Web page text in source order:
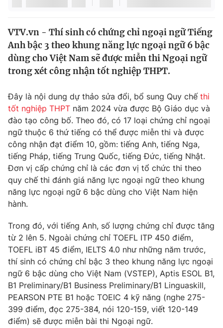
Y tế
Thế giới
Tin tức
Thế giới đó đây
Câu chuyện quốc tế
Kinh tế
Thị trường
Góc doanh nghiệp
Dữ liệu và đời sống
Truyền hình
Phim VTV
Hậu trường
Nhân vật
Khán giả
Giải sao mai
Giải trí
Điện ảnh
Âm nhạc
Đời sống
Du lịch
Làm đẹp
Chất lượng cuộc sống
Giáo dục
Tuyển sinh
Học trực tuyến
Công nghệ
Hitech Công nghệ tương lai
Sản phẩm
Thị trường
Tư vấn
Giao lưu trực tuyến
Lịch phát sóng
VTV.vn - Thí sinh có chứng chỉ ngoại ngữ Tiếng
Anh bậc 3 theo khung năng lực ngoại ngữ 6 bậc
dùng cho Việt Nam sẽ được miễn thi Ngoại ngữ
trong xét công nhận tốt nghiệp THPT.
Đây là nội dung dự thảo sửa đổi, bổ sung Quy chế thi
tốt nghiệp THPT năm 2024 vừa được Bộ Giáo dục và
đào tạo công bố. Theo đó, có 17 loại chứng chỉ ngoại
ngữ thuộc 6 thứ tiếng có thể được miễn thi và được
công nhận đạt điểm 10, gồm: tiếng Anh, tiếng Nga,
tiếng Pháp, tiếng Trung Quốc, tiếng Đức, tiếng Nhật.
Đơn vị cấp chứng chỉ là các đơn vị tổ chức thi theo
quy chế thi đánh giá năng lực ngoại ngữ theo khung
năng lực ngoại ngữ 6 bậc dùng cho Việt Nam hiện
hành.
Trong đó, với tiếng Anh, số lượng chứng chỉ được tăng
từ 2 lên 5. Ngoài chứng chỉ TOEFL ITP 450 điểm,
TOEFL iBT 45 điểm, IELTS 4.0 như những năm trước,
thí sinh có chứng chỉ bậc 3 theo khung năng lực ngoại
ngữ 6 bậc dùng cho Việt Nam (VSTEP), Aptis ESOL B1,
B1 Preliminary/B1 Business Preliminary/B1 Linguaskill,
PEARSON PTE B1 hoặc TOEIC 4 kỹ năng (nghe 275-
399 điểm, đọc 275-384, nói 120-159, viết 120-149
điểm) sẽ được miễn bài thi Ngoại ngữ.